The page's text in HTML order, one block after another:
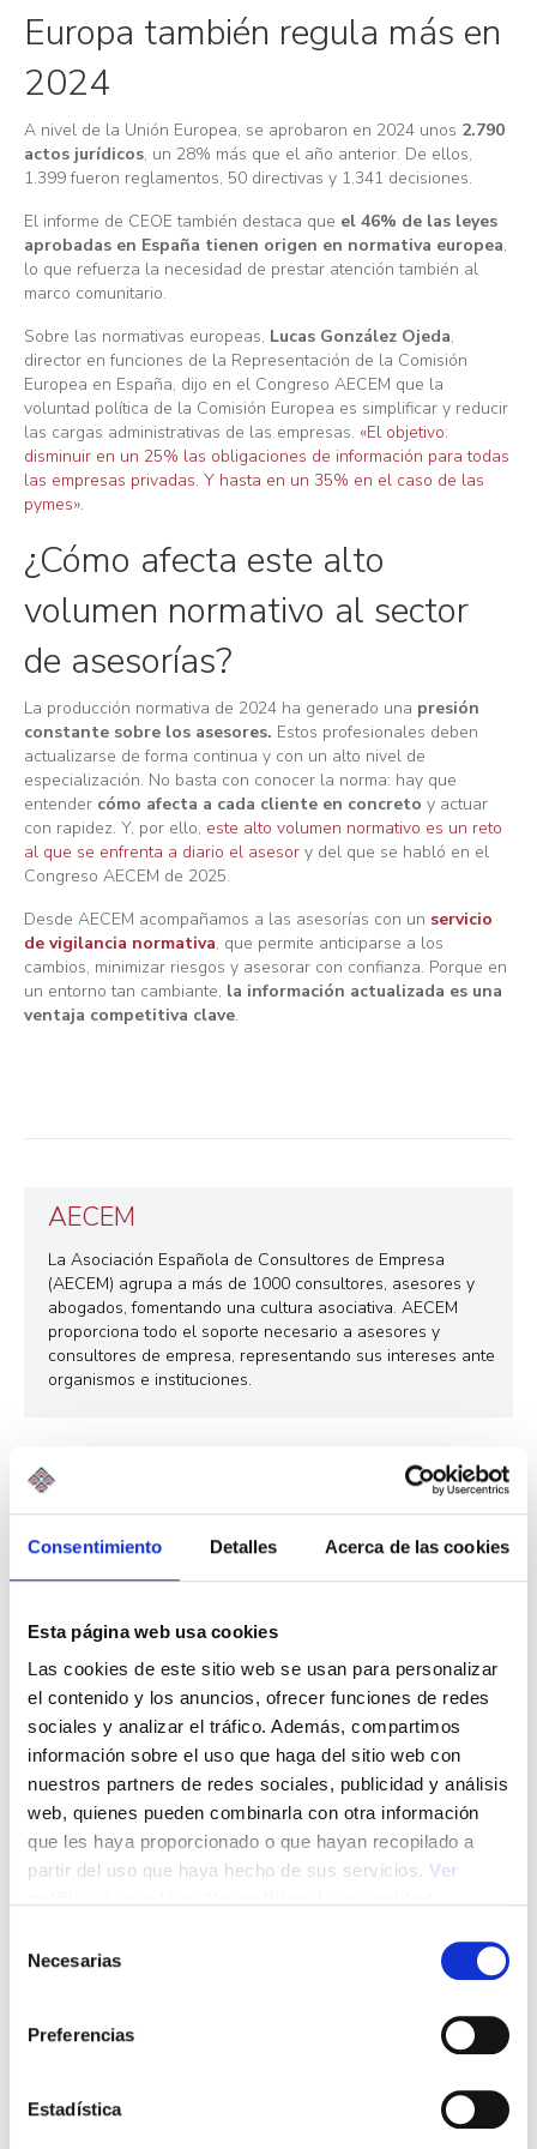
Consentimiento Detalles Acerca de las cookies
Esta página web usa cookies
Las cookies de este sitio web se usan para personalizar
el contenido y los anuncios, ofrecer funciones de redes
sociales y analizar el tráfico. Además, compartimos
información sobre el uso que haga del sitio web con
nuestros partners de redes sociales, publicidad y análisis
web, quienes pueden combinarla con otra información
que les haya proporcionado o que hayan recopilado a
partir del uso que haya hecho de sus servicios. Ver
Necesarias
Preferencias
Estadística
Europa también regula más en
2024
A nivel de la Unión Europea, se aprobaron en 2024 unos 2.790
actos jurídicos, un 28% más que el año anterior. De ellos,
1.399 fueron reglamentos, 50 directivas y 1.341 decisiones.
El informe de CEOE también destaca que el 46% de las leyes
aprobadas en España tienen origen en normativa europea,
lo que refuerza la necesidad de prestar atención también al
marco comunitario.
Sobre las normativas europeas, Lucas González Ojeda,
director en funciones de la Representación de la Comisión
Europea en España, dijo en el Congreso AECEM que la
voluntad política de la Comisión Europea es simplificar y reducir
las cargas administrativas de las empresas. «El objetivo:
disminuir en un 25% las obligaciones de información para todas
las empresas privadas. Y hasta en un 35% en el caso de las
pymes».
¿Cómo afecta este alto
volumen normativo al sector
de asesorías?
La producción normativa de 2024 ha generado una presión
constante sobre los asesores. Estos profesionales deben
actualizarse de forma continua y con un alto nivel de
especialización. No basta con conocer la norma: hay que
entender cómo afecta a cada cliente en concreto y actuar
con rapidez. Y, por ello, este alto volumen normativo es un reto
al que se enfrenta a diario el asesor y del que se habló en el
Congreso AECEM de 2025.
Desde AECEM acompañamos a las asesorías con un servicio
de vigilancia normativa, que permite anticiparse a los
cambios, minimizar riesgos y asesorar con confianza. Porque en
un entorno tan cambiante, la información actualizada es una
ventaja competitiva clave.
AECEM
La Asociación Española de Consultores de Empresa
(AECEM) agrupa a más de 1000 consultores, asesores y
abogados, fomentando una cultura asociativa. AECEM
proporciona todo el soporte necesario a asesores y
consultores de empresa, representando sus intereses ante
organismos e instituciones.
N
a
v
e
g
a
c
i
n
d
e
← El asesor, pieza clave para el día a día y el impulso de la
reproducido bajo licencia de la Asociación Española de
Normalización (UNE)